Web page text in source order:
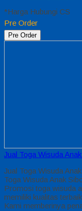
*Harga Hubungi CS
Pre Order
Pre Order
Jual Toga Wisuda
Jual Toga Wisuda
Toga Wisuda Anak
Promosi toga wisuda
memiliki kualitas
Kami memberinya